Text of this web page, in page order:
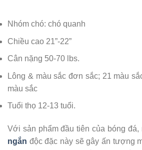
Nhóm chó: chó quanh
Chiều cao 21”-22”
Cân nặng 50-70 lbs.
Lông & màu sắc đơn sắc; 21 màu
màu sắc
Tuổi thọ 12-13 tuổi.
Với sản phẩm đầu tiên của bóng
ngắn độc đặc này sẽ gây ấn tượng